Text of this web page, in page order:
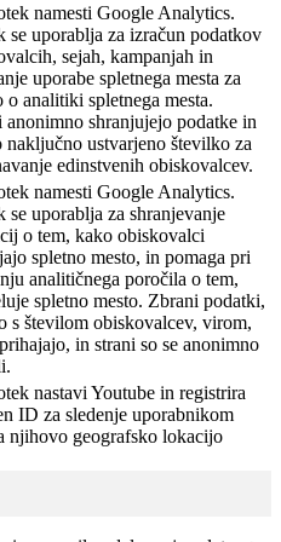
namesti Google Analytics.
se uporablja za izračun podatkov
sejah, kampanjah in
uporabe spletnega mesta za
o analitiki spletnega mesta.
anonimno shranjujejo podatke in
naključno ustvarjeno številko za
edinstvenih obiskovalcev.
namesti Google Analytics.
se uporablja za shranjevanje
o tem, kako obiskovalci
spletno mesto, in pomaga pri
analitičnega poročila o tem,
spletno mesto. Zbrani podatki,
s številom obiskovalcev, virom,
in strani so se anonimno
nastavi Youtube in registrira
ID za sledenje uporabnikom
njihovo geografsko lokacijo